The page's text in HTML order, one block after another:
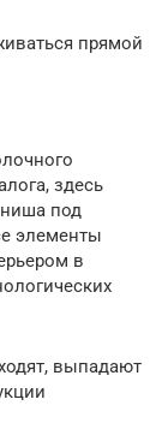
прямой
здесь
ниша под
элементы
в
выпадают